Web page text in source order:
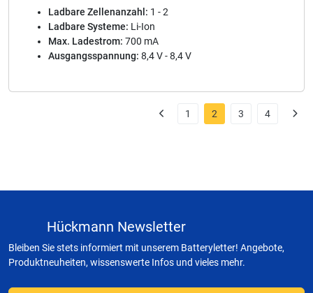
Ladbare Zellenanzahl: 1 - 2
Ladbare Systeme: Li-Ion
Max. Ladestrom: 700 mA
Ausgangsspannung: 8,4 V - 8,4 V
1 2 3 4
Hückmann Newsletter
Bleiben Sie stets informiert mit unserem Batteryletter! Angebote,
Produktneuheiten, wissenswerte Infos und vieles mehr.